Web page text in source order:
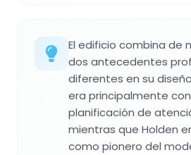
El edificio combina de
dos antecedentes
diferentes en su
era principalmente
planificación de
mientras que Holden
como pionero del